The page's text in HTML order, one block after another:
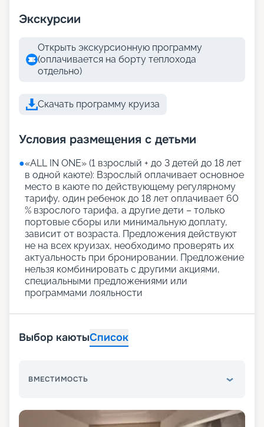
Экскурсии
Открыть экскурсионную программу
(оплачивается на борту теплохода
отдельно)
Скачать программу круиза
Условия размещения с детьми
●«АLL IN ONE» (1 взрослый + до 3 детей до 18 лет
в одной каюте): Взрослый оплачивает основное
место в каюте по действующему регулярному
тарифу, один ребенок до 18 лет оплачивает 60
% взрослого тарифа, а другие дети – только
портовые сборы или минимальную доплату,
зависит от возраста. Предложения действуют
не на всех круизах, необходимо проверять их
актуальность при бронировании. Предложение
нельзя комбинировать с другими акциями,
специальными предложениями или
программами лояльности
Выбор каютыСписок
ВМЕСТИМОСТЬ